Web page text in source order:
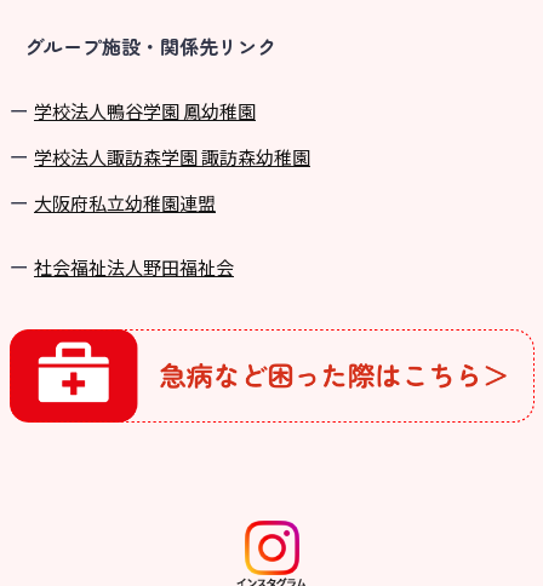
グループ施設・関係先リンク
学校法⼈鴨⾕学園 鳳幼稚園
学校法⼈諏訪森学園 諏訪森幼稚園
⼤阪府私⽴幼稚園連盟
社会福祉法人野田福祉会